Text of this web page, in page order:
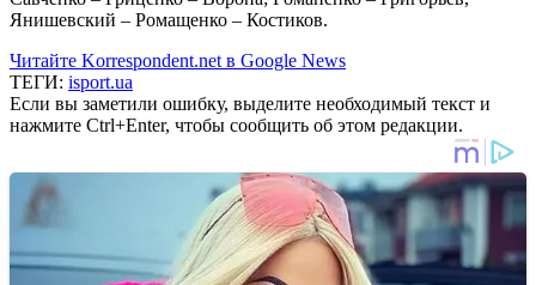
Янишевский – Ромащенко – Костиков.
Читайте Korrespondent.net в Google News
ТЕГИ: isport.ua
Если вы заметили ошибку, выделите необходимый текст и
нажмите Ctrl+Enter, чтобы сообщить об этом редакции.